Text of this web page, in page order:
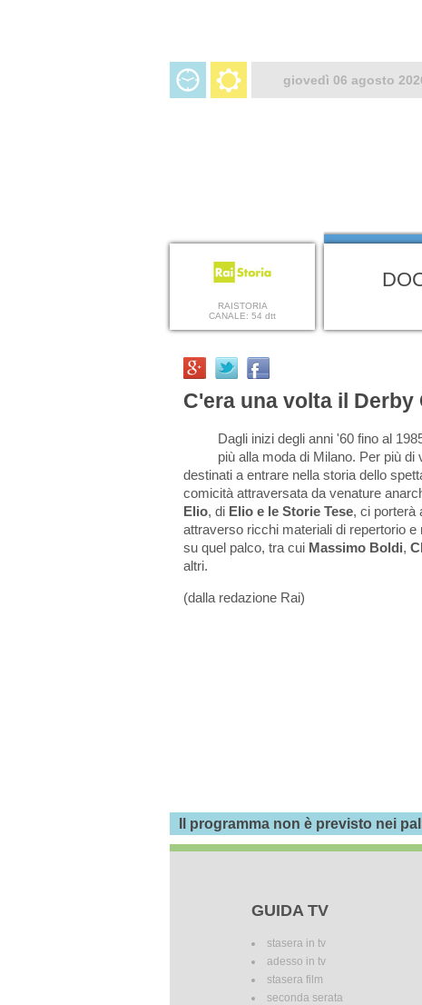
giovedì 06 agosto
RAISTORIA
CANALE: 54 dtt
C'era una volta il
Dagli inizi degli anni '60 fino al
più alla moda di Milano. Per più
destinati a entrare nella storia dello
comicità attraversata da venature
Elio, di Elio e le Storie Tese, ci porterà
attraverso ricchi materiali di repertorio
su quel palco, tra cui Massimo Boldi,
altri.
(dalla redazione Rai)
Il programma non è previsto nei
GUIDA TV
stasera in tv
adesso in tv
stasera film
seconda serata